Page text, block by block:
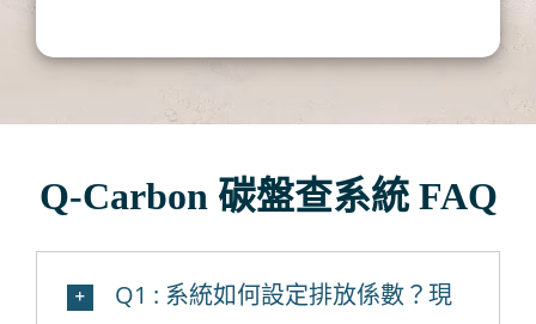
Q-Carbon 碳盤查系統 FAQ
Q1 : 系統如何設定排放係數？現